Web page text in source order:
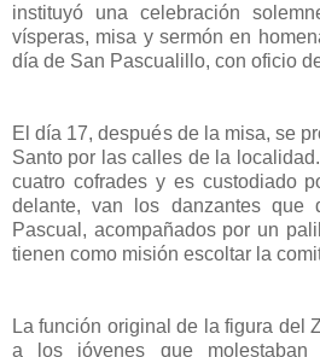
instituyó una celebración
vísperas, misa y sermón en
día de San Pascualillo, con oficio
El día 17, después de la misa, se
Santo por las calles de la
cuatro cofrades y es custodiado
delante, van los danzantes que
Pascual, acompañados por un
tienen como misión escoltar la
La función original de la figura del
a los jóvenes que